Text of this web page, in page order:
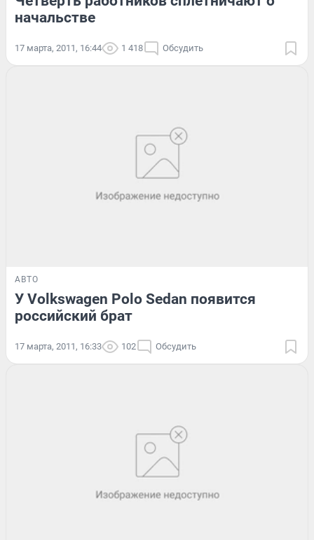
начальстве
17 марта, 2011, 16:44 1 418 Обсудить
АВТО
У Volkswagen Polo Sedan появится
российский брат
17 марта, 2011, 16:33 102 Обсудить